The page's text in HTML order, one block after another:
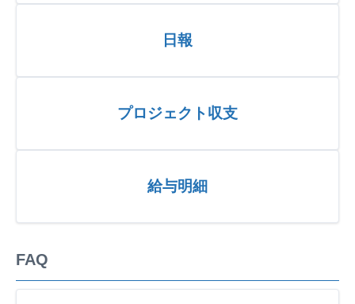
日報
プロジェクト収支
給与明細
FAQ